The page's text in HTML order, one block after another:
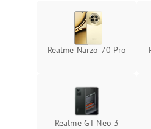
Realme Narzo 70 Pro
Realme GT Neo 3